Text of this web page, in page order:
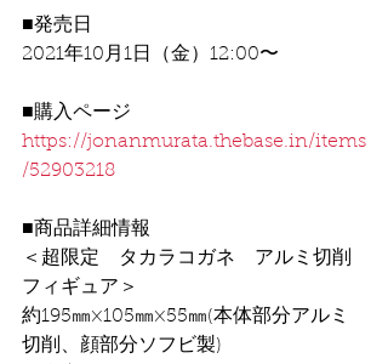
■発売日
2021年10月1日（金）12:00〜
■購入ページ
https://jonanmurata.thebase.in/items
/52903218
■商品詳細情報
＜超限定　タカラコガネ　アルミ切削
フィギュア＞
約195㎜×105㎜×55㎜(本体部分アルミ
切削、顔部分ソフビ製)